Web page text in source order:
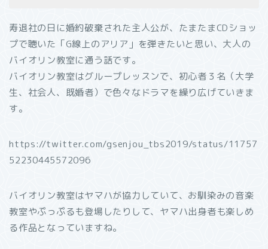
寿退社の日に婚約破棄された主人公が、たまたまCDショッ
プで聴いた「G線上のアリア」を弾きたいと思い、大人の
バイオリン教室に通う話です。
バイオリン教室はグループレッスンで、初心者３名（大学
生、社会人、既婚者）で色々なドラマを繰り広げていきま
す。
https://twitter.com/gsenjou_tbs2019/status/11757
52230445572096
バイオリン教室はヤマハが協力していて、お馴染みの音楽
教室やぷっぷるも登場したりして、ヤマハ出身者も楽しめ
る作品となっていますね。